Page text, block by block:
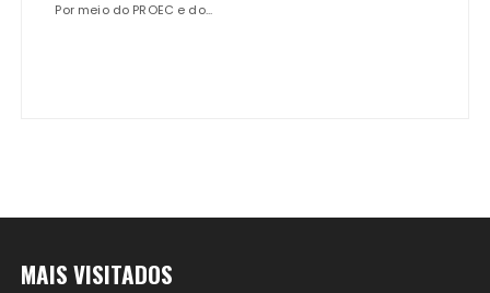
Por meio do PROEC e do...
MAIS VISITADOS